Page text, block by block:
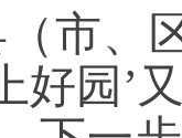
（市、
好园